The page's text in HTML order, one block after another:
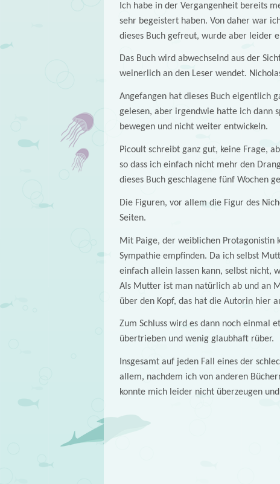
Ich habe in der Vergangenheit bereits
sehr begeistert haben. Von daher war
dieses Buch gefreut, wurde aber leider
Das Buch wird abwechselnd aus der
weinerlich an den Leser wendet.
Angefangen hat dieses Buch eigentlich
gelesen, aber irgendwie hatte ich dann
bewegen und nicht weiter entwickeln.
Picoult schreibt ganz gut, keine Frage,
so dass ich einfach nicht mehr den
dieses Buch geschlagene fünf Wochen
Die Figuren, vor allem die Figur des
Seiten.
Mit Paige, der weiblichen Protagonistin
Sympathie empfinden. Da ich selbst
einfach allein lassen kann, selbst nicht,
Als Mutter ist man natürlich ab und an
über den Kopf, das hat die Autorin hier
Zum Schluss wird es dann noch einmal
übertrieben und wenig glaubhaft rüber.
Insgesamt auf jeden Fall eines der
allem, nachdem ich von anderen
konnte mich leider nicht überzeugen